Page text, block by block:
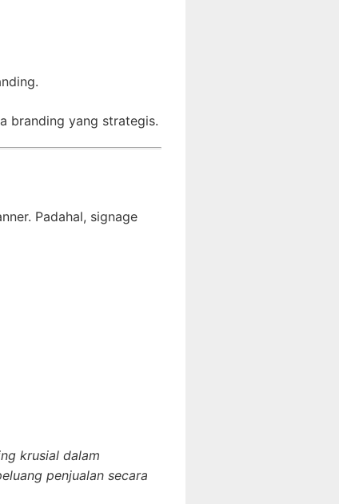
branding yang strategis.
Padahal, signage
krusial dalam
penjualan secara